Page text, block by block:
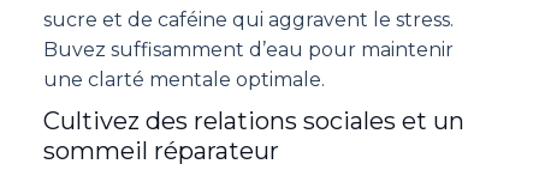
sucre et de caféine qui aggravent le stress.
Buvez suffisamment d’eau pour maintenir
une clarté mentale optimale.
Cultivez des relations sociales et un
sommeil réparateur